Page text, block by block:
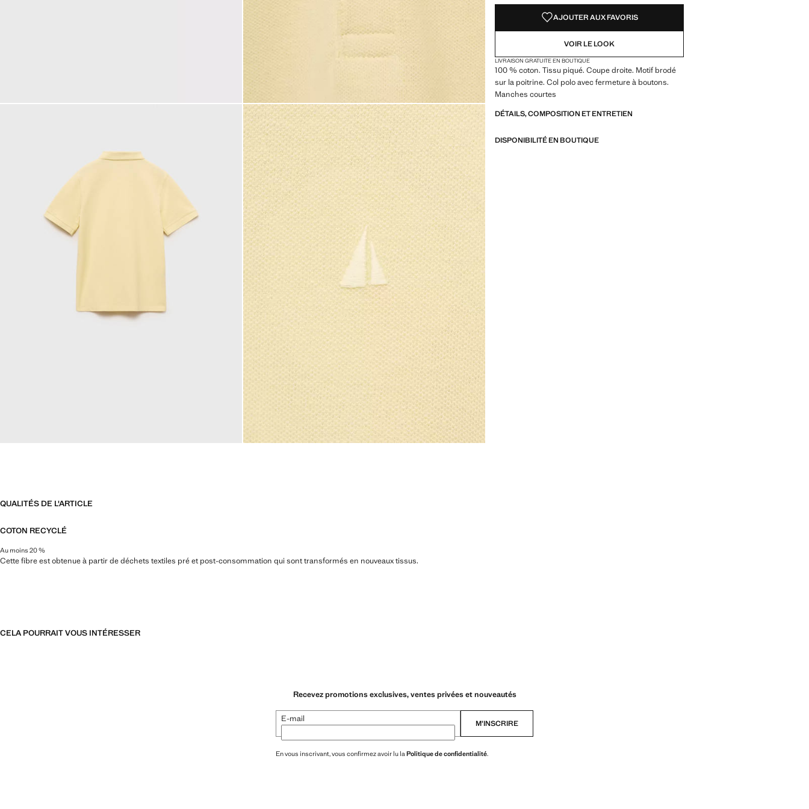
AJOUTER AUX FAVORIS
VOIR LE LOOK
LIVRAISON GRATUITE EN BOUTIQUE
100 % coton. Tissu piqué. Coupe droite. Motif brodé
sur la poitrine. Col polo avec fermeture à boutons.
Manches courtes
DÉTAILS, COMPOSITION ET ENTRETIEN
DISPONIBILITÉ EN BOUTIQUE
QUALITÉS DE L'ARTICLE
COTON RECYCLÉ
Au moins 20 %
Cette fibre est obtenue à partir de déchets textiles pré et post-consommation qui sont transformés en nouveaux tissus.
CELA POURRAIT VOUS INTÉRESSER
Recevez promotions exclusives, ventes privées et nouveautés
E-mail M’INSCRIRE
En vous inscrivant, vous confirmez avoir lu laPolitique de confidentialité.